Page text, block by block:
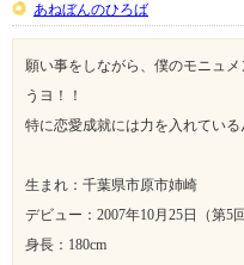
あねぼんのひろば
願い事をしながら、僕のモニュ
うヨ！！
特に恋愛成就には力を入れてい
生まれ：千葉県市原市姉崎
デビュー：2007年10月25日（第5
身長：180cm